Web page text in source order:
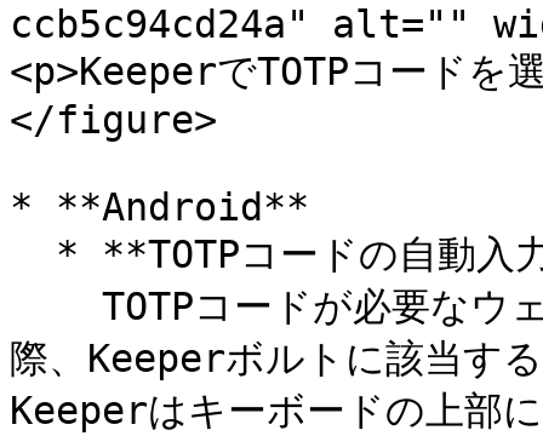
ccb5c94cd24a" alt=""
<p>KeeperでTOTPコード
</figure>
* **Android**
際、Keeperボルトに該当す
Keeperはキーボードの上部